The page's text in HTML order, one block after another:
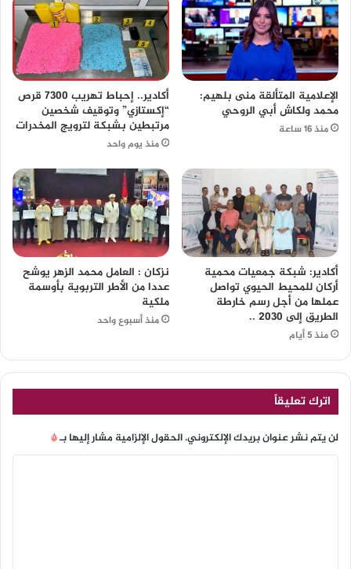
الإعلامية المتألقة منى بلهيم:
محمد ولكاش أبي الروحي
منذ 16 ساعة
أكادير.. إحباط تهريب 7300 قرص
“إكستازي” وتوقيف شخصين
مرتبطين بشبكة لترويج المخدرات
منذ يوم واحد
أكادير: شبكة جمعيات محمية
أركان للمحيط الحيوي تواصل
عملها من أجل رسم خارطة
الطريق إلى 2030 ..
منذ 5 أيام
نزكان : العامل محمد الزهر يوشح
عددا من الأطر التربوية بأوسمة
ملكية
منذ أسبوع واحد
اترك تعليقاً
لن يتم نشر عنوان بريدك الإلكتروني.الحقول الإلزامية مشار إليها بـ*